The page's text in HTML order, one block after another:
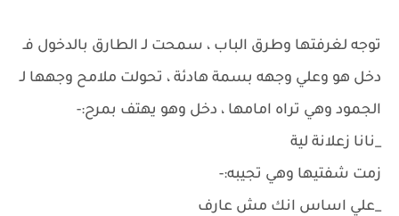
توجه لغرفتها وطرق الباب ، سمحت لـ الطارق بالدخول فـ
دخل هو وعلي وجهه بسمة هادئة ، تحولت ملامح وجهها لـ
الجمود وهي تراه امامها ، دخل وهو يهتف بمرح:-
_نانا زعلانة لية
زمت شفتيها وهي تجيبه:-
_علي اساس انك مش عارف